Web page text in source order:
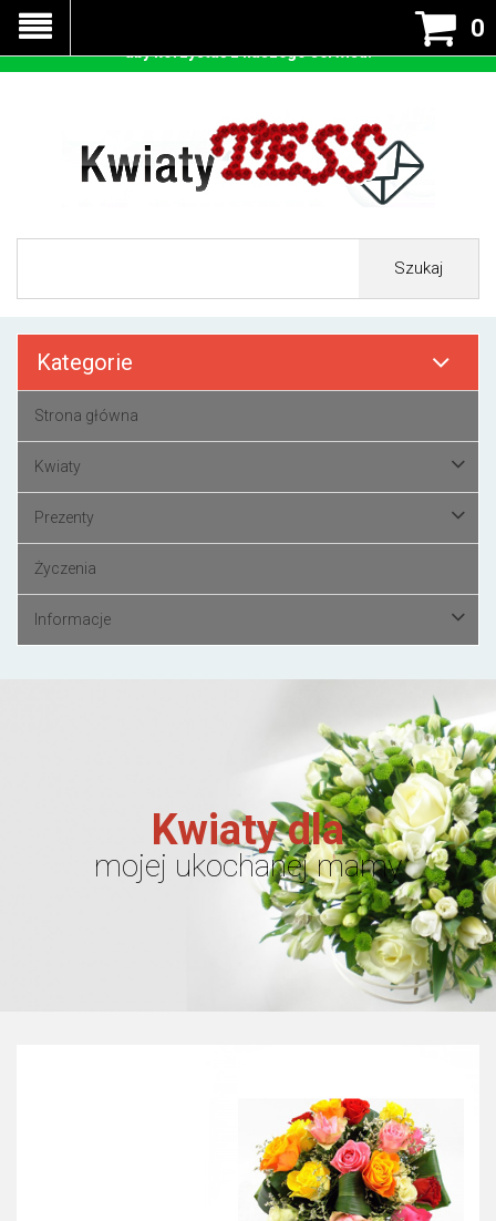
0
Szukaj
Kategorie
Strona główna
Kwiaty
Prezenty
Życzenia
Informacje
Kwiaty dla
mojej ukochanej mamy
Nasza strona korzysta z cookies - czyli tzw ciastek w celu
prawidłowego działania. Zaakceptuj przyjmowanie cookies
aby korzystać z naszego serwisu.